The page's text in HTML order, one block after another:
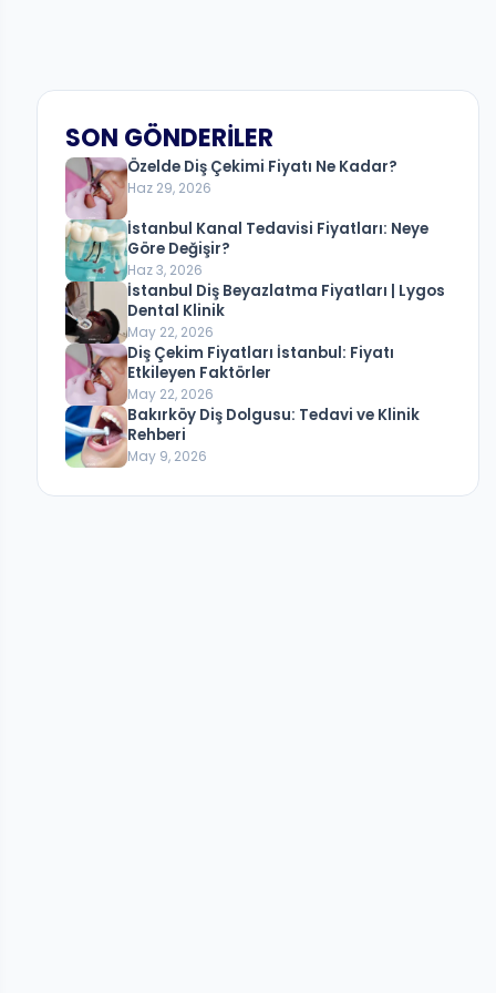
SON GÖNDERILER
Özelde Diş Çekimi Fiyatı Ne Kadar?
Haz 29, 2026
İstanbul Kanal Tedavisi Fiyatları: Neye
Göre Değişir?
Haz 3, 2026
İstanbul Diş Beyazlatma Fiyatları | Lygos
Dental Klinik
May 22, 2026
Diş Çekim Fiyatları İstanbul: Fiyatı
Etkileyen Faktörler
May 22, 2026
Bakırköy Diş Dolgusu: Tedavi ve Klinik
Rehberi
May 9, 2026